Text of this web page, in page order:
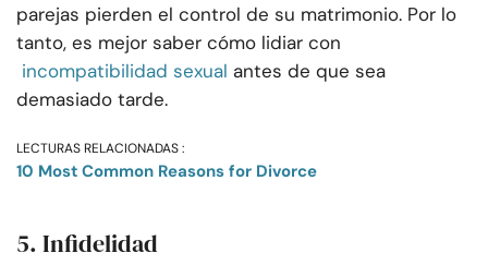
parejas pierden el control de su matrimonio. Por lo
tanto, es mejor saber cómo lidiar con
incompatibilidad sexual antes de que sea
demasiado tarde.
LECTURAS RELACIONADAS :
10 Most Common Reasons for Divorce
5. Infidelidad